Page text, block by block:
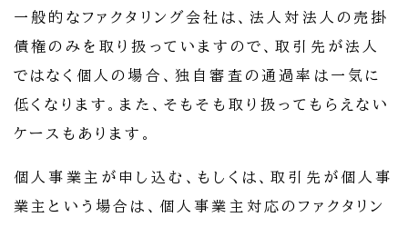
一般的なファクタリング会社は、法人対法人の売掛
債権のみを取り扱っていますので、取引先が法人
ではなく個人の場合、独自審査の通過率は一気に
低くなります。また、そもそも取り扱ってもらえない
ケースもあります。
個人事業主が申し込む、もしくは、取引先が個人事
業主という場合は、個人事業主対応のファクタリン